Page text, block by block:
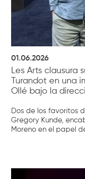
01.06.2026
Les Arts clausura
Turandot en una
Ollé bajo la
Dos de los favoritos
Gregory Kunde,
Moreno en el papel